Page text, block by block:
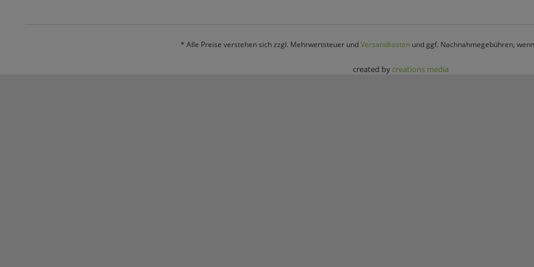
* Alle Preise verstehen sich zzgl. Mehrwertsteuer undVersandkosten und ggf. Nachnahmegebühren,
created by creations media